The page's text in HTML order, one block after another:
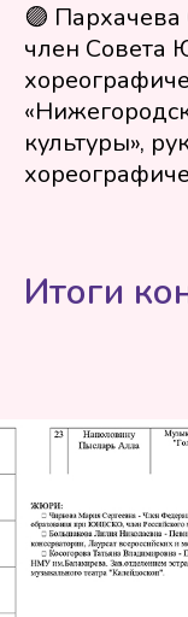
🟣
член Совета
культуры»,
Итоги